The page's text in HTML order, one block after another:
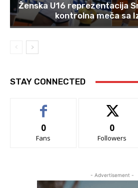
Ženska U16 reprezentacija
kontrolna meča sa
STAY CONNECTED
0
Fans
0
Followers
- Advertisement -